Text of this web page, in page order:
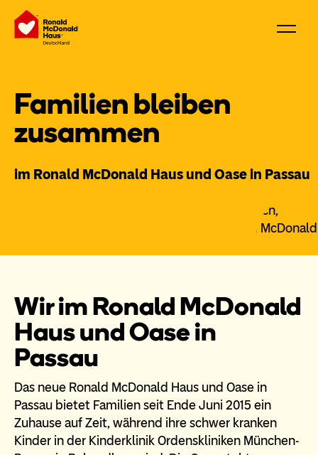
Familien bleiben
zusammen
im Ronald McDonald Haus und Oase in Passau
Wir im Ronald McDonald
Haus und Oase in
Passau
Das neue Ronald McDonald Haus und Oase in
Passau bietet Familien seit Ende Juni 2015 ein
Zuhause auf Zeit, während ihre schwer kranken
Kinder in der Kinderklinik Ordenskliniken München-